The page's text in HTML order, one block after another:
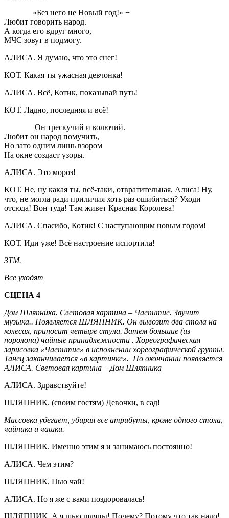
«Без него не Новый год!» −
Любит говорить народ.
А когда его вдруг много,
МЧС зовут в подмогу.
АЛИСА. Я думаю, что это снег!
КОТ. Какая ты ужасная девчонка!
АЛИСА. Всё, Котик, показывай путь!
КОТ. Ладно, последняя и всё!
Он трескучий и колючий.
Любит он народ помучить,
Но зато одним лишь взором
На окне создаст узоры.
АЛИСА. Это мороз!
КОТ. Не, ну какая ты, всё-таки, отвратительная, Алиса! Ну,
что, не могла ради приличия хоть раз ошибиться? Уходи
отсюда! Вон туда! Там живет Красная Королева!
АЛИСА. Спасибо, Котик! С наступающим новым годом!
КОТ. Иди уже! Всё настроение испортила!
ЗТМ.
Все уходят
СЦЕНА 4
Дом Шляпника. Световая картина – Чаепитие. Звучит
музыка.. Появляется ШЛЯПНИК. Он вывозит два стола на
колесах, приносит четыре стула. Затем большие (из
поролона) чайные принадлежности . Хореографическая
зарисовка «Чаепитие» в исполнении хореографической группы.
Танец заканчивается «в картинке». По окончании появляется
АЛИСА. Световая картина – Дом Шляпника
АЛИСА. Здравствуйте!
ШЛЯПНИК. (своим гостям) Девочки, в сад!
Массовка убегает, убирая все атрибуты, кроме одного стола,
чайника и чашки.
ШЛЯПНИК. Именно этим я и занимаюсь постоянно!
АЛИСА. Чем этим?
ШЛЯПНИК. Пью чай!
АЛИСА. Но я же с вами поздоровалась!
ШЛЯПНИК. А я шью шляпы! Почему? Потому что так надо!